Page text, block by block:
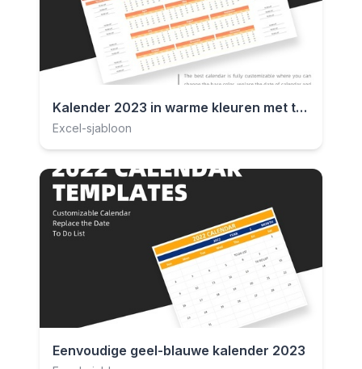
Kalender 2023 in warme kleuren met takenlijst
Excel-sjabloon
Eenvoudige geel-blauwe kalender 2023